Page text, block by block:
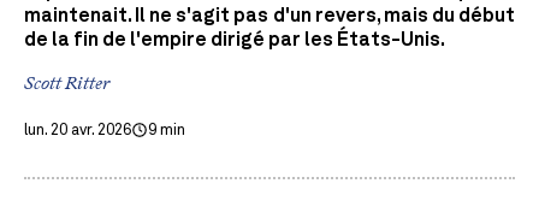
maintenait. Il ne s'agit pas d'un revers, mais du début
de la fin de l'empire dirigé par les États-Unis.
Scott Ritter
lun. 20 avr. 2026 9 min